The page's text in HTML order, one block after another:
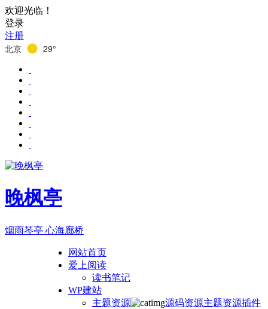
欢迎光临！
登录
注册
北京 29°
晚枫亭
烟雨琴亭 心海廊桥
网站首页
爱上阅读
读书笔记
WP建站
主题资源
源码资源主题资源插件